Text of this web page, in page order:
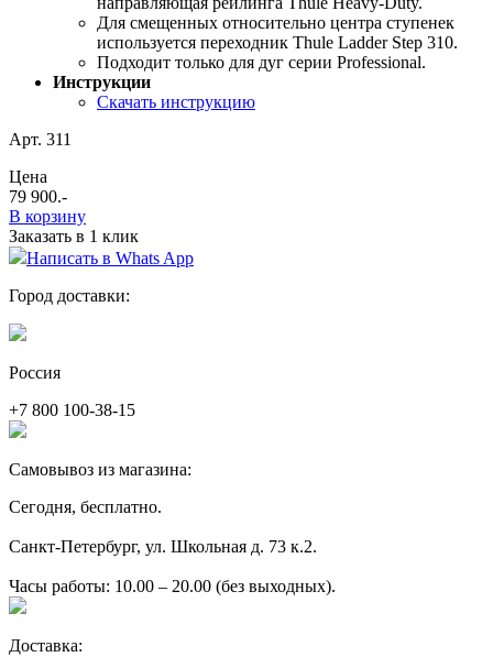
Для смещенных относительно центра ступенек
используется переходник Thule Ladder Step 310.
Подходит только для дуг серии Professional.
Инструкции
Скачать инструкцию
Арт. 311
Цена
79 900.-
В корзину
Заказать в 1 клик
Написать в Whats App
Город доставки:
Россия
+7 800 100-38-15
Самовывоз из магазина:
Сегодня, бесплатно.
Санкт-Петербург, ул. Школьная д. 73 к.2.
Часы работы: 10.00 – 20.00 (без выходных).
Доставка: